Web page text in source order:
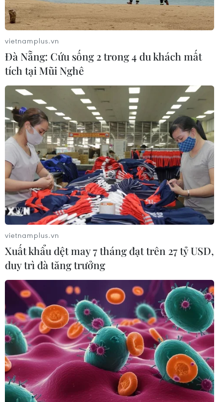
TIN CÙNG CHUYÊN MỤC
vietnamplus.vn
Đà Nẵng: Cứu sống 2 trong 4 du khách mất
tích tại Mũi Nghê
vietnamplus.vn
Xuất khẩu dệt may 7 tháng đạt trên 27 tỷ USD,
duy trì đà tăng trưởng